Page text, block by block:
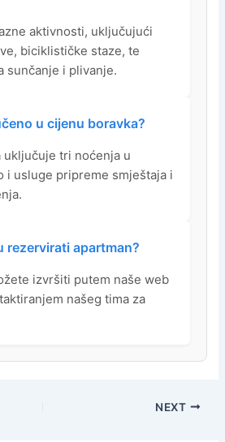
aktivnosti, uključujući
biciklističke staze, te
sunčanje i plivanje.
u cijenu boravka?
uključuje tri noćenja u
i usluge pripreme smještaja i
rezervirati apartman?
izvršiti putem naše web
našeg tima za
NEXT